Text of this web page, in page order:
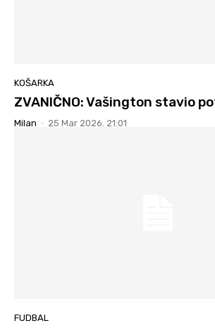
KOŠARKA
ZVANIČNO: Vašington stavio
Milan - 25 Mar 2026. 21:01
FUDBAL